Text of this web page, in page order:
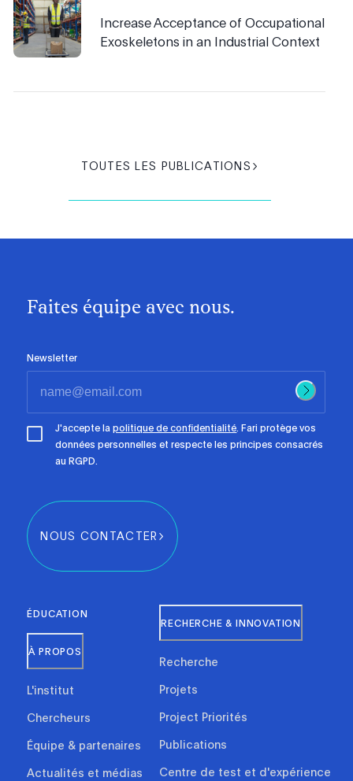
Increase Acceptance of Occupational
Exoskeletons in an Industrial Context
TOUTES LES PUBLICATIONS
Faites équipe avec nous.
Newsletter
J'accepte lapolitique de confidentialité . Fari protège vos
données personnelles et respecte les principes consacrés
au RGPD.
NOUS CONTACTER
ÉDUCATION
À PROPOS
L'institut
Chercheurs
Équipe & partenaires
Actualités et médias
RECHERCHE & INNOVATION
Recherche
Projets
Project Priorités
Publications
Centre de test et d'expérience